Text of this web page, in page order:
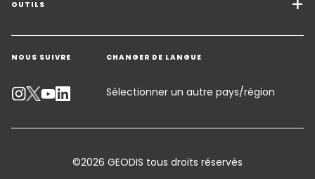
Solutions de Fret
Entreposage - Logistique à valeur ajoutée
Secteurs d'activité
OUTILS
Demander un devis
Contacter un expert
Service Client
NOUS SUIVRE CHANGER DE LANGUE
Sélectionner un autre pays/région
©2026 GEODIS tous droits réservés